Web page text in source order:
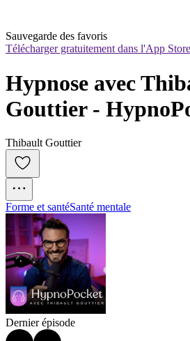
Sauvegarde des favoris
Télécharger gratuitement dans l'App Store
Hypnose avec
Gouttier -
Thibault Gouttier
Forme et santéSanté mentale
Dernier épisode